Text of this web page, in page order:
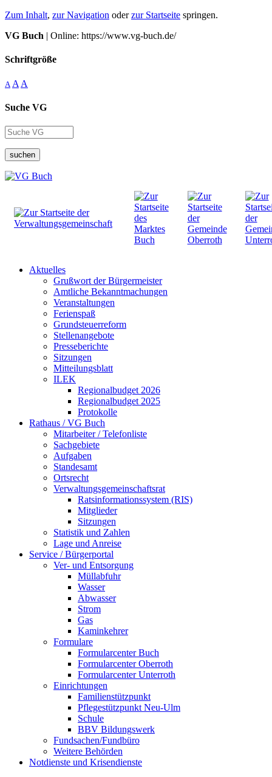
Zum Inhalt, zur Navigation oderzur Startseite springen.
VG Buch | Online: https://www.vg-buch.de/
Schriftgröße
A A A
Suche VG
suchen
Aktuelles
Grußwort der Bürgermeister
Amtliche Bekanntmachungen
Veranstaltungen
Ferienspaß
Grundsteuerreform
Stellenangebote
Presseberichte
Sitzungen
Mitteilungsblatt
ILEK
Regionalbudget 2026
Regionalbudget 2025
Protokolle
Rathaus / VG Buch
Mitarbeiter / Telefonliste
Sachgebiete
Aufgaben
Standesamt
Ortsrecht
Verwaltungsgemeinschaftsrat
Ratsinformationssystem (RIS)
Mitglieder
Sitzungen
Statistik und Zahlen
Lage und Anreise
Service / Bürgerportal
Ver- und Entsorgung
Müllabfuhr
Wasser
Abwasser
Strom
Gas
Kaminkehrer
Formulare
Formularcenter Buch
Formularcenter Oberroth
Formularcenter Unterroth
Einrichtungen
Familienstützpunkt
Pflegestützpunkt Neu-Ulm
Schule
BBV Bildungswerk
Fundsachen/Fundbüro
Weitere Behörden
Notdienste und Krisendienste